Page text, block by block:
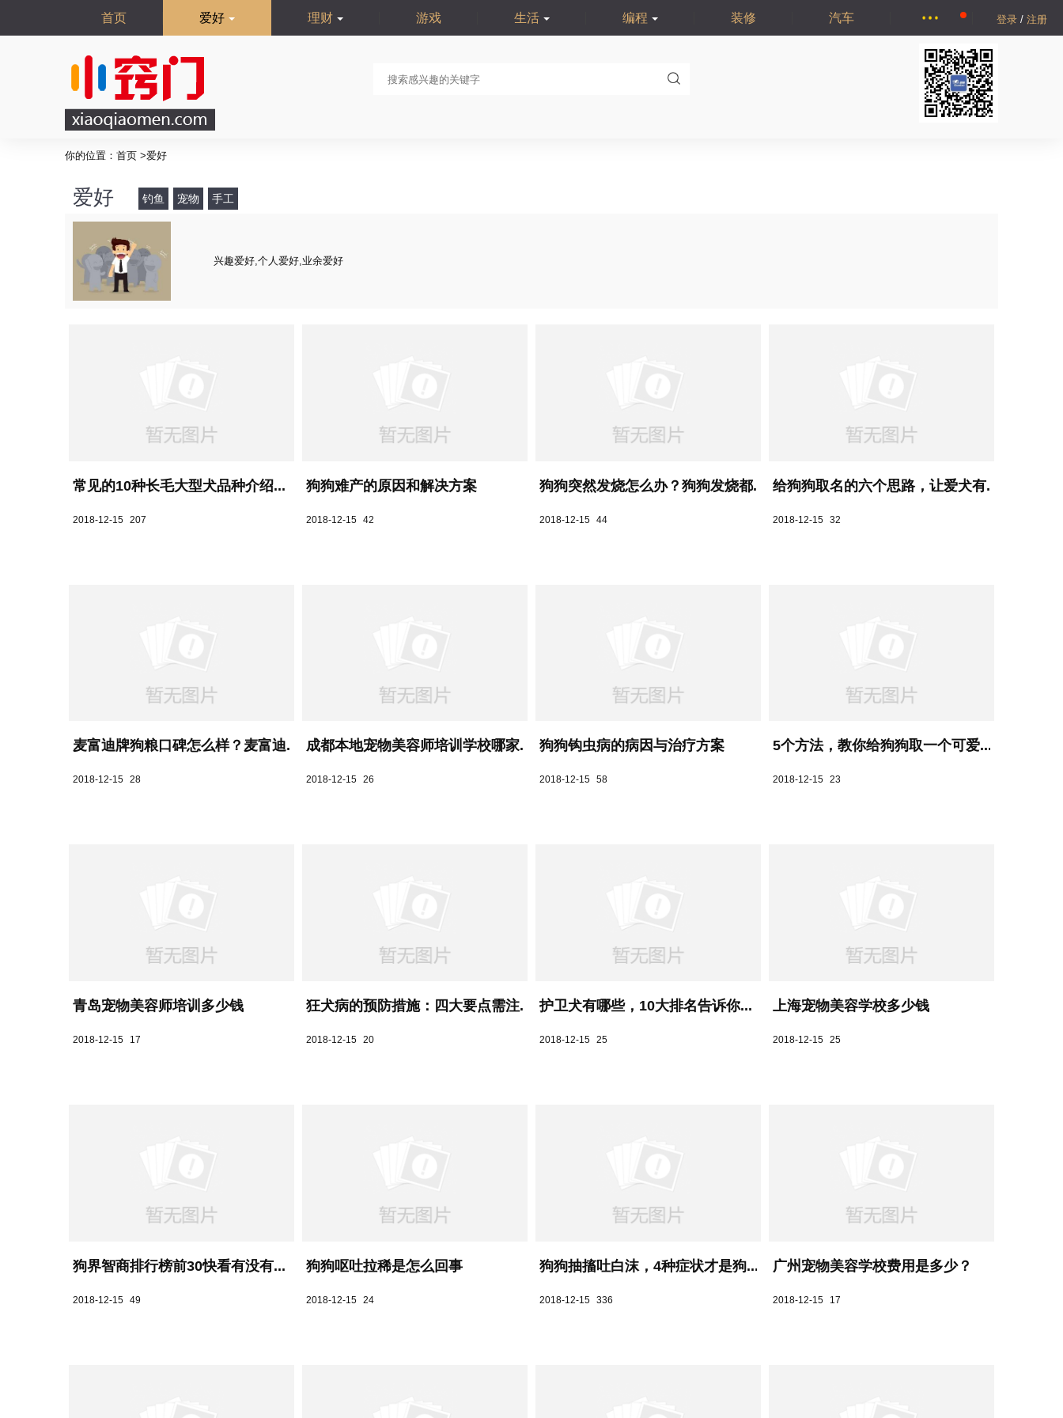
首页 爱好 理财 游戏 生活 编程 装修 汽车 登录 / 注册
你的位置： 首页 >爱好
爱好 钓鱼 宠物 手工
兴趣爱好,个人爱好,业余爱好
常见的10种长毛大型犬品种介绍...
2018-12-15 207
狗狗难产的原因和解决方案
2018-12-15 42
狗狗突然发烧怎么办？狗狗发烧都...
2018-12-15 44
给狗狗取名的六个思路，让爱犬有...
2018-12-15 32
麦富迪牌狗粮口碑怎么样？麦富迪...
2018-12-15 28
成都本地宠物美容师培训学校哪家...
2018-12-15 26
狗狗钩虫病的病因与治疗方案
2018-12-15 58
5个方法，教你给狗狗取一个可爱...
2018-12-15 23
青岛宠物美容师培训多少钱
2018-12-15 17
狂犬病的预防措施：四大要点需注...
2018-12-15 20
护卫犬有哪些，10大排名告诉你...
2018-12-15 25
上海宠物美容学校多少钱
2018-12-15 25
狗界智商排行榜前30快看有没有...
2018-12-15 49
狗狗呕吐拉稀是怎么回事
2018-12-15 24
狗狗抽搐吐白沫，4种症状才是狗...
2018-12-15 336
广州宠物美容学校费用是多少？
2018-12-15 17